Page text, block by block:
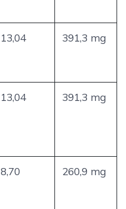
13,04 391,3 mg
13,04 391,3 mg
8,70 260,9 mg